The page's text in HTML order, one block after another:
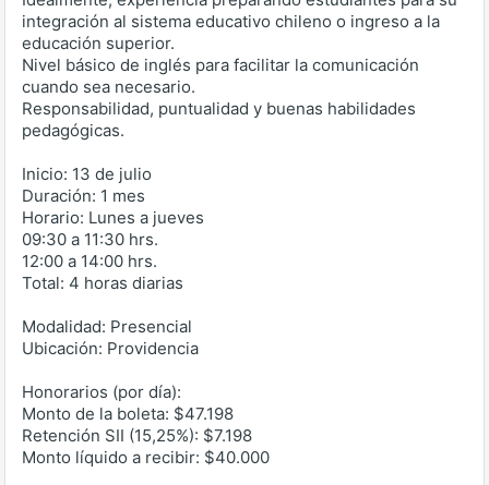
integración al sistema educativo chileno o ingreso a la
educación superior.
Nivel básico de inglés para facilitar la comunicación
cuando sea necesario.
Responsabilidad, puntualidad y buenas habilidades
pedagógicas.
Inicio: 13 de julio
Duración: 1 mes
Horario: Lunes a jueves
09:30 a 11:30 hrs.
12:00 a 14:00 hrs.
Total: 4 horas diarias
Modalidad: Presencial
Ubicación: Providencia
Honorarios (por día):
Monto de la boleta: $47.198
Retención SII (15,25%): $7.198
Monto líquido a recibir: $40.000